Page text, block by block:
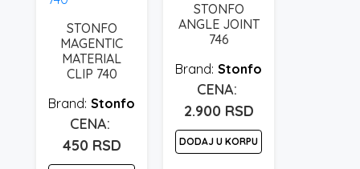
STONFO
MAGENTIC
MATERIAL
CLIP 740
Stonfo
450 RSD
STONFO
ANGLE JOINT
746
Stonfo
2.900 RSD
DODAJ U KORPU